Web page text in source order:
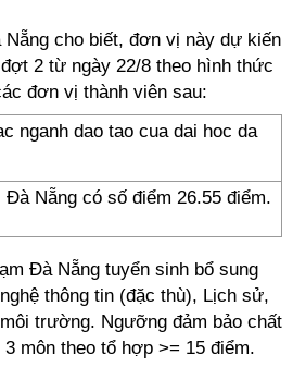
cho biết, đơn vị này dự kiến
2 từ ngày 22/8 theo hình thức
đơn vị thành viên sau:
Nẵng có số điểm 26.55 điểm.
Đà Nẵng tuyển sinh bổ sung
thông tin (đặc thù), Lịch sử,
trường. Ngưỡng đảm bảo chất
môn theo tổ hợp >= 15 điểm.